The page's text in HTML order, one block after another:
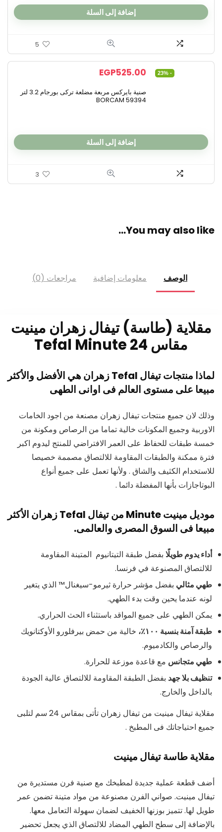
إضافة إلى السلة
5
- 23%
EGP525.00
صنية بايركس مربعة مضلعة تركى بورجام 3.2 لتر
BORCAM 59394
إضافة إلى السلة
3
You may also like…
الوصف معلومات إضافية مراجعات (0)
مقلاية (طاسة) تيفال زهران مينيت
مقاس 24 Tefal Minute
لماذا منتجات تيفال Tefalزهران هي الأفضل والأكثر
مبيعا على مستوى العالم فى اوانى الطهى
وذلك لان جميع منتجات تيفال زهران مصنعة من اجود الخامات
الاوربية وجميع المكونات خالية تماما من الرصاص ومكونة من
خمسة طبقات للحفاظ على العمر الافتراضي للمنتج ليدوم اكبر
فترة ممكنة والطبقات المقاومة للالتصاق مصممة خصيصا
للاستخدام الكثيف والشاق . ولأنها تعمل على جميع أنواع
البوتاجازات بأنها المفضلة دائما .
موديل مينيت Minute من تيفال Tefal زهران الأكثر
مبيعا فى السوق المصرى والعالمى.
أداء يدوم طويلًا بفضل طبقة التيتانيوم المتينة المقاومة
للالتصاق المصنوعة في فرنسا.
طهي مثالي بفضل مؤشر حرارة ثيرمو-سيغنال™ الذي يتغير
لونه عندما يحين وقت بدء الطهي.
يمكن الطهي على جميع المواقد باستثناء الحث الحراري.
طبقة آمنة بنسبة ١٠٠٪،
خالية من حمض بيرفلورو الأوكتانويك
والرصاص والكادميوم.
طهي متجانس مع قاعدة موزعة للحرارة.
تنظيف بلا جهد بفضل الطبقة المقاومة للالتصاق عالية الجودة
بالداخل والخارج.
مقلاية تيفال مينيت من تيفال زهران تأتى بمقاس 24 سم لتلبى
جميع احتياجاتك فى المطبخ .
مقلاية طاسة تيفال مينيت
أضف قطعة عملية جديدة لمطبخك مع صنية فرن مستديرة من
تيفال مينيت. صواني الفرن مصنوعة من مواد متينة تضمن عمر
طويل لها. تتميز بوزنها الخفيف لضمان سهولة التعامل معها.
بالإضافة إلى سطح الطهي المضاد للالتصاق الذي يجعل تحضير